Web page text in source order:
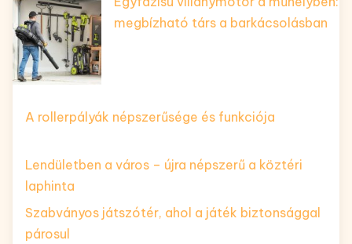
megbízható társ a barkácsolásban
A rollerpályák népszerűsége és funkciója
Lendületben a város – újra népszerű a köztéri
laphinta
Szabványos játszótér, ahol a játék biztonsággal
párosul